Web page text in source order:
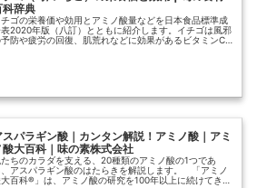
科辞典
チゴの栄養価や効用とアミノ酸量などを日本食品標準成
2020年版（八訂）とともに紹介します。イチゴは風邪
防や疲労の回復、肌荒れなどに効果があるビタミンC
スパラギン酸｜カンタン解説！アミノ酸｜アミ
酸大百科｜味の素株式会社
ちのカラダを支える、20種類のアミノ酸の1つであ
、アスパラギン酸のはたらきを解説します。 「アミノ
百科®」は、アミノ酸の研究を100年以上に続けてきた